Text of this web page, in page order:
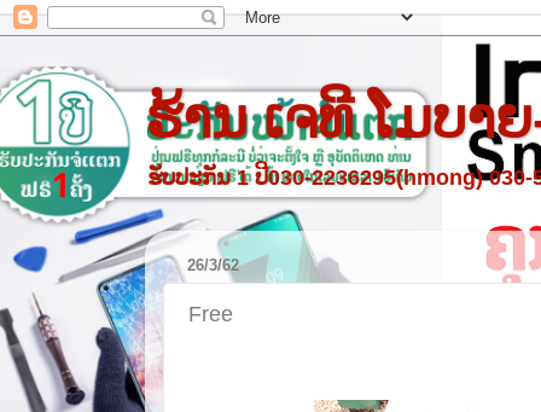
ຮ້ານ ເຈທີ ໂມບາ
ຮັບປະກັນ 1 ປີ030-2236295(hmong) 030-
26/3/62
Free